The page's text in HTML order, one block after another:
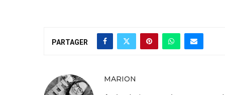
PARTAGER
MARION